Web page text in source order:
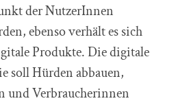
der NutzerInnen
ebenso verhält es sich
Produkte. Die digitale
soll Hürden abbauen,
und Verbraucherinnen